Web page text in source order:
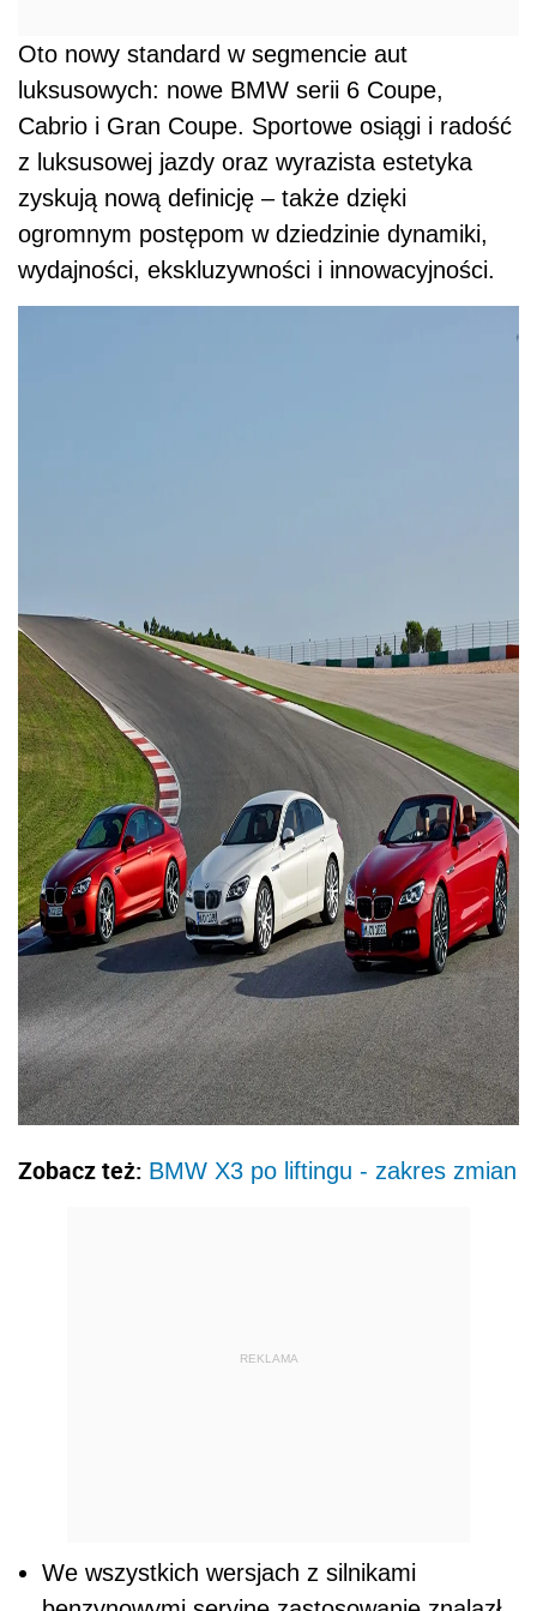
Oto nowy standard w segmencie aut
luksusowych: nowe BMW serii 6 Coupe,
Cabrio i Gran Coupe. Sportowe osiągi i radość
z luksusowej jazdy oraz wyrazista estetyka
zyskują nową definicję – także dzięki
ogromnym postępom w dziedzinie dynamiki,
wydajności, ekskluzywności i innowacyjności.
Zobacz też: BMW X3 po liftingu - zakres zmian
REKLAMA
We wszystkich wersjach z silnikami